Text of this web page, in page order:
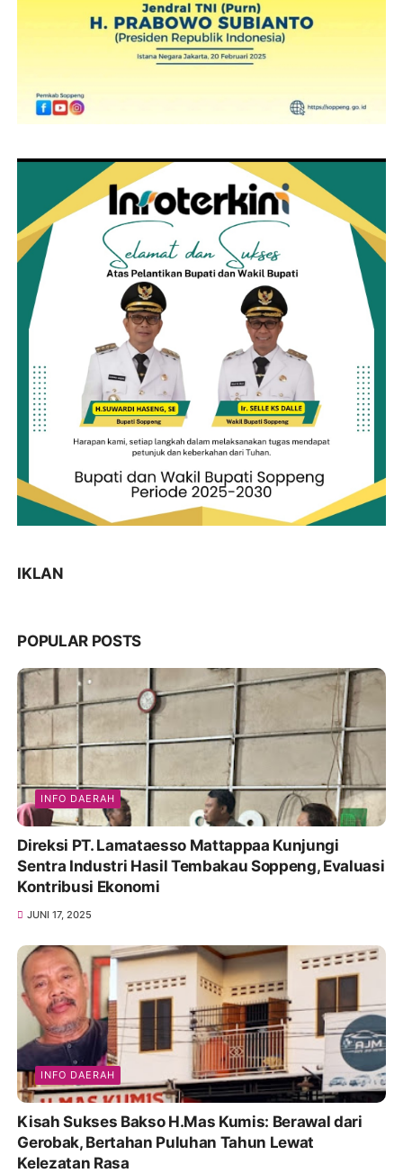
IKLAN
POPULAR POSTS
INFO DAERAH
Direksi PT. Lamataesso Mattappaa Kunjungi
Sentra Industri Hasil Tembakau Soppeng, Evaluasi
Kontribusi Ekonomi
JUNI 17, 2025
INFO DAERAH
Kisah Sukses Bakso H.Mas Kumis: Berawal dari
Gerobak, Bertahan Puluhan Tahun Lewat
Kelezatan Rasa